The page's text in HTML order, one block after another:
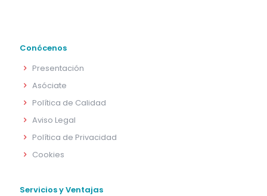
Conócenos
Presentación
Asóciate
Política de Calidad
Aviso Legal
Política de Privacidad
Cookies
Servicios y Ventajas